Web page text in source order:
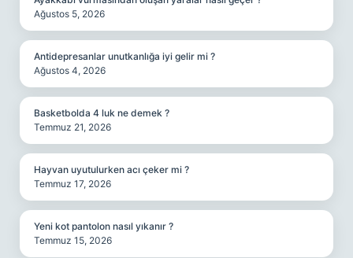
Ağustos 5, 2026
Antidepresanlar unutkanlığa iyi gelir mi ?
Ağustos 4, 2026
Basketbolda 4 luk ne demek ?
Temmuz 21, 2026
Hayvan uyutulurken acı çeker mi ?
Temmuz 17, 2026
Yeni kot pantolon nasıl yıkanır ?
Temmuz 15, 2026